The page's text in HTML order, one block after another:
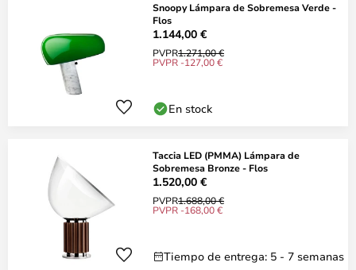
Snoopy Lámpara de Sobremesa Verde -
Flos
1.144,00 €
PVPR1.271,00 €
PVPR -127,00 €
En stock
Taccia LED (PMMA) Lámpara de
Sobremesa Bronze - Flos
1.520,00 €
PVPR1.688,00 €
PVPR -168,00 €
Tiempo de entrega: 5 - 7 semanas